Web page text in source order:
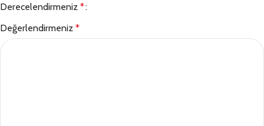
Derecelendirmeniz *
Değerlendirmeniz *